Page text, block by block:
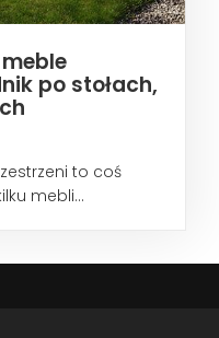
po stołach,
to coś
mebli...